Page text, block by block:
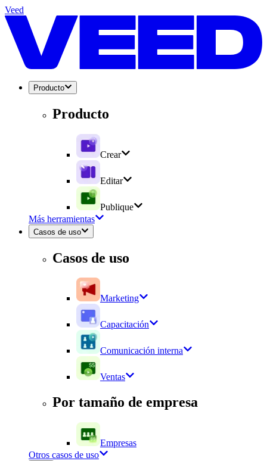
Veed
Producto
Producto
Crear
Editar
Publique
Más herramientas
Casos de uso
Casos de uso
Marketing
Capacitación
Comunicación interna
Ventas
Por tamaño de empresa
Empresas
Otros casos de uso